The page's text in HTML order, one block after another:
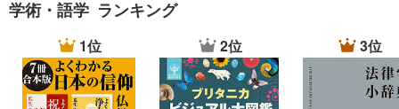
学術・語学 ランキング
1位 2位 3位